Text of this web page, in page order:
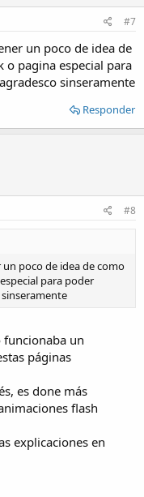
#7
un poco de idea de
o pagina especial para
sinseramente
Responder
#8
poco de idea de como
para poder
un
páginas
es done más
flash
explicaciones en